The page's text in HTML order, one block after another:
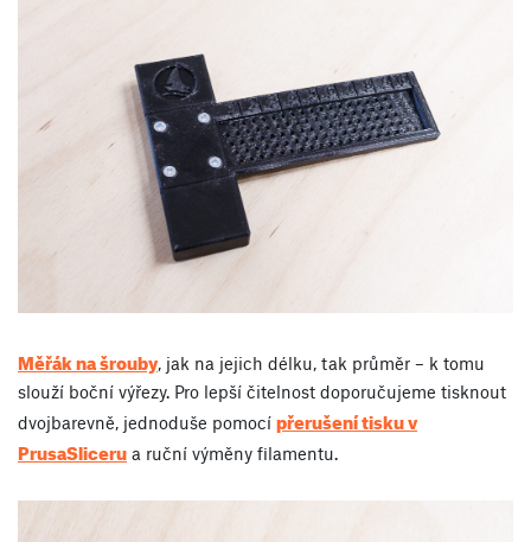
Měřák na šrouby, jak na jejich délku, tak průměr – k tomu
slouží boční výřezy. Pro lepší čitelnost doporučujeme tisknout
dvojbarevně, jednoduše pomocí přerušení tisku v
PrusaSliceru a ruční výměny filamentu.